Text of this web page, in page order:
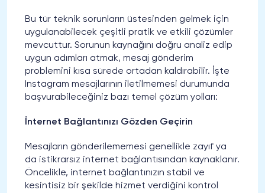
Bu tür teknik sorunların üstesinden gelmek için
uygulanabilecek çeşitli pratik ve etkili çözümler
mevcuttur. Sorunun kaynağını doğru analiz edip
uygun adımları atmak, mesaj gönderim
problemini kısa sürede ortadan kaldırabilir. İşte
Instagram mesajlarının iletilmemesi durumunda
başvurabileceğiniz bazı temel çözüm yolları:
İnternet Bağlantınızı Gözden Geçirin
Mesajların gönderilememesi genellikle zayıf ya
da istikrarsız internet bağlantısından kaynaklanır.
Öncelikle, internet bağlantınızın stabil ve
kesintisiz bir şekilde hizmet verdiğini kontrol